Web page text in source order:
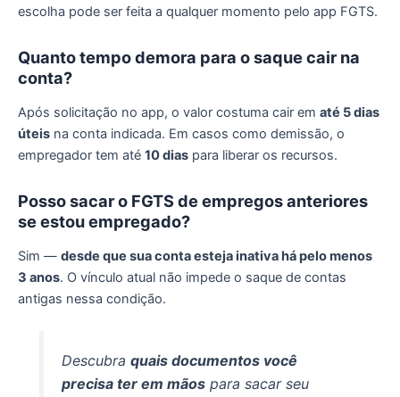
escolha pode ser feita a qualquer momento pelo app FGTS.
Quanto tempo demora para o saque cair na
conta?
Após solicitação no app, o valor costuma cair em até 5 dias
úteis na conta indicada. Em casos como demissão, o
empregador tem até 10 dias para liberar os recursos.
Posso sacar o FGTS de empregos anteriores
se estou empregado?
Sim — desde que sua conta esteja inativa há pelo menos
3 anos. O vínculo atual não impede o saque de contas
antigas nessa condição.
Descubraquais documentos você
precisa ter em mãos para sacar seu